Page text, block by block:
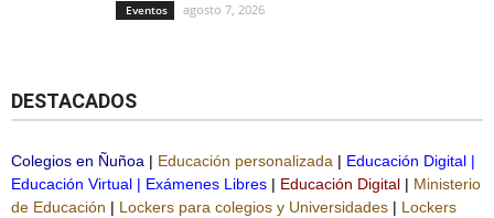
Eventos agosto 7, 2026
DESTACADOS
Colegios en Ñuñoa | Educación personalizada | Educación Digital |
Educación Virtual | Exámenes Libres | Educación Digital | Ministerio
de Educación | Lockers para colegios y Universidades | Lockers